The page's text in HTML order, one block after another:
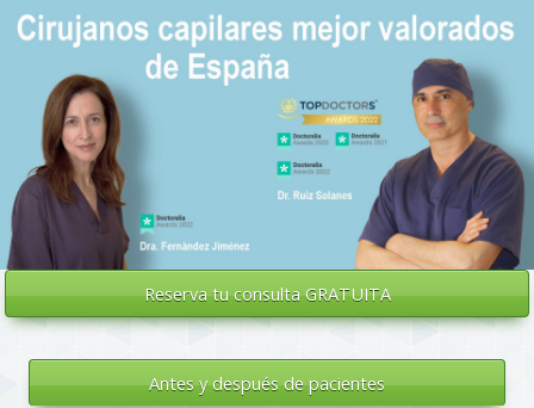
Reserva tuconsulta GRATUITA
Antes y después de pacientes